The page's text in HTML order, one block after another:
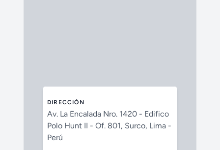
DIRECCIÓN
Av. La Encalada Nro. 1420 - Edifico
Polo Hunt II - Of. 801, Surco, Lima -
Perú